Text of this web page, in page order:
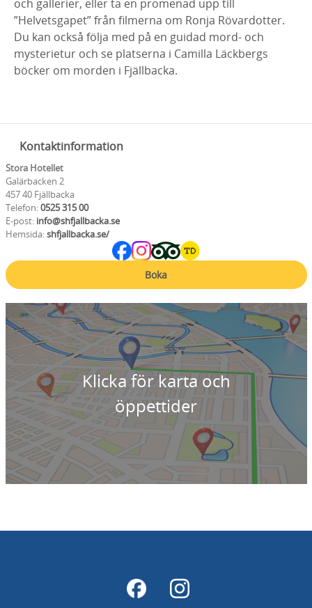
och gallerier, eller ta en promenad upp till
”Helvetsgapet” från filmerna om Ronja Rövardotter.
Du kan också följa med på en guidad mord- och
mysterietur och se platserna i Camilla Läckbergs
böcker om morden i Fjällbacka.
Kontaktinformation
Stora Hotellet
Galärbacken 2
457 40 Fjällbacka
Telefon:0525 315 00
E-post: info@shfjallbacka.se
Hemsida:shfjallbacka.se/
Boka
Klicka för karta och
öppettider